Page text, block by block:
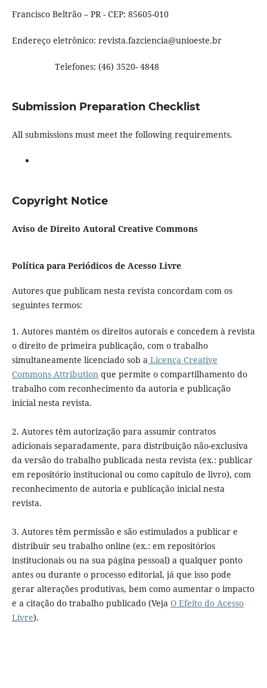
Francisco Beltrão – PR - CEP: 85605-010
Endereço eletrônico: revista.fazciencia@unioeste.br
Telefones: (46) 3520- 4848
Submission Preparation Checklist
All submissions must meet the following requirements.
Copyright Notice
Aviso de Direito Autoral Creative Commons
Política para Periódicos de Acesso Livre
Autores que publicam nesta revista concordam com os
seguintes termos:
1. Autores mantém os direitos autorais e concedem à revista
o direito de primeira publicação, com o trabalho
simultaneamente licenciado sob aLicença Creative
Commons Attributionque permite o compartilhamento do
trabalho com reconhecimento da autoria e publicação
inicial nesta revista.
2. Autores têm autorização para assumir contratos
adicionais separadamente, para distribuição não-exclusiva
da versão do trabalho publicada nesta revista (ex.: publicar
em repositório institucional ou como capítulo de livro), com
reconhecimento de autoria e publicação inicial nesta
revista.
3. Autores têm permissão e são estimulados a publicar e
distribuir seu trabalho online (ex.: em repositórios
institucionais ou na sua página pessoal) a qualquer ponto
antes ou durante o processo editorial, já que isso pode
gerar alterações produtivas, bem como aumentar o impacto
e a citação do trabalho publicado (Veja O Efeito do Acesso
Livre).